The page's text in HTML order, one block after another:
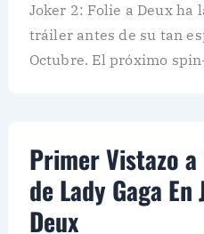
Joker 2: Folie a Deux ha
tráiler antes de su tan
Octubre. El próximo
Primer Vistazo
de Lady Gaga
Deux